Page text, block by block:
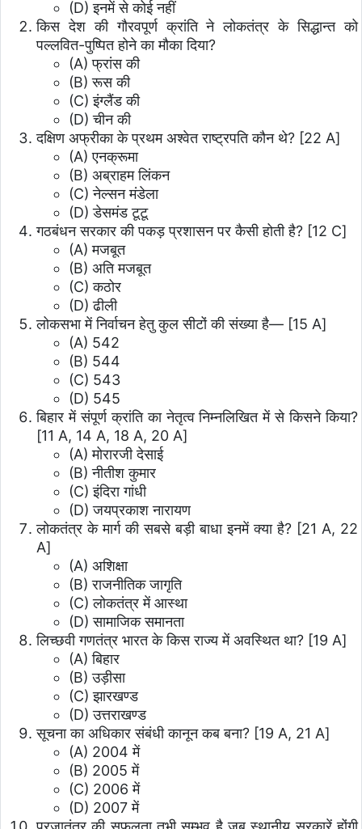
(D) इनमें से कोई नहीं
किस देश की गौरवपूर्ण क्रांति ने लोकतंत्र के सिद्धान्त को
पल्लवित-पुष्पित होने का मौका दिया?
(A) फ्रांस की
(B) रूस की
(C) इंग्लैंड की
(D) चीन की
दक्षिण अफ्रीका के प्रथम अश्वेत राष्ट्रपति कौन थे? [22 A]
(A) एनक्रूमा
(B) अब्राहम लिंकन
(C) नेल्सन मंडेला
(D) डेसमंड टूटू
गठबंधन सरकार की पकड़ प्रशासन पर कैसी होती है? [12 C]
(A) मजबूत
(B) अति मजबूत
(C) कठोर
(D) ढीली
लोकसभा में निर्वाचन हेतु कुल सीटों की संख्या है— [15 A]
(A) 542
(B) 544
(C) 543
(D) 545
बिहार में संपूर्ण क्रांति का नेतृत्व निम्नलिखित में से किसने किया?
[11 A, 14 A, 18 A, 20 A]
(A) मोरारजी देसाई
(B) नीतीश कुमार
(C) इंदिरा गांधी
(D) जयप्रकाश नारायण
लोकतंत्र के मार्ग की सबसे बड़ी बाधा इनमें क्या है? [21 A, 22
A]
(A) अशिक्षा
(B) राजनीतिक जागृति
(C) लोकतंत्र में आस्था
(D) सामाजिक समानता
लिच्छवी गणतंत्र भारत के किस राज्य में अवस्थित था? [19 A]
(A) बिहार
(B) उड़ीसा
(C) झारखण्ड
(D) उत्तराखण्ड
सूचना का अधिकार संबंधी कानून कब बना? [19 A, 21 A]
(A) 2004 में
(B) 2005 में
(C) 2006 में
(D) 2007 में